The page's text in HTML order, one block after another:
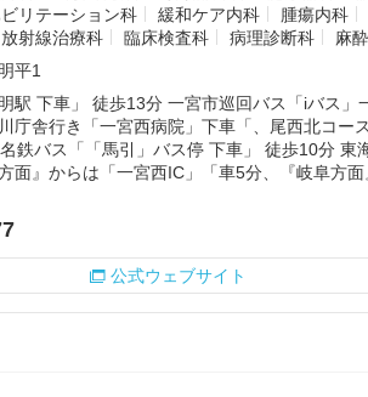
ビリテーション科 緩和ケア内科 腫瘍内科
放射線治療科 臨床検査科 病理診断科 麻
平1
駅 下車」 徒歩13分 一宮市巡回バス「iバス」
庁舎行き「一宮西病院」下車「、尾西北コー
鉄バス「「馬引」バス停 下車」 徒歩10分 東
面』からは「一宮西IC」「車5分、『岐阜方
公式ウェブサイト